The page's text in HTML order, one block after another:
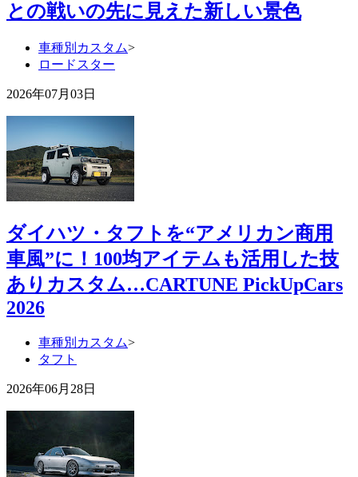
との戦いの先に見えた新しい景色
車種別カスタム>
ロードスター
2026年07月03日
ダイハツ・タフトを“アメリカン商用
車風”に！100均アイテムも活用した技
ありカスタム…CARTUNE PickUpCars
2026
車種別カスタム>
タフト
2026年06月28日